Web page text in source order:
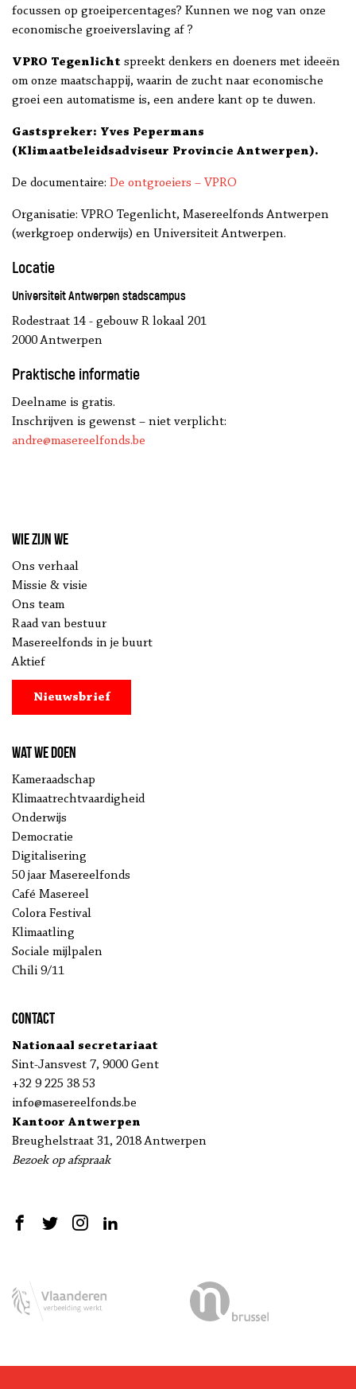
focussen op groeipercentages? Kunnen we nog van onze
economische groeiverslaving af ?
VPRO Tegenlicht spreekt denkers en doeners met ideeën
om onze maatschappij, waarin de zucht naar economische
groei een automatisme is, een andere kant op te duwen.
Gastspreker: Yves Pepermans
(Klimaatbeleidsadviseur Provincie Antwerpen).
De documentaire: De ontgroeiers – VPRO
Organisatie: VPRO Tegenlicht, Masereelfonds Antwerpen
(werkgroep onderwijs) en Universiteit Antwerpen.
Locatie
Universiteit Antwerpen stadscampus
Rodestraat 14 - gebouw R lokaal 201
2000 Antwerpen
Praktische informatie
Deelname is gratis.
Inschrijven is gewenst – niet verplicht:
andre@masereelfonds.be
Wie zijn we
Ons verhaal
Missie & visie
Ons team
Raad van bestuur
Masereelfonds in je buurt
Aktief
Nieuwsbrief
Wat we doen
Kameraadschap
Klimaatrechtvaardigheid
Onderwijs
Democratie
Digitalisering
50 jaar Masereelfonds
Café Masereel
Colora Festival
Klimaatling
Sociale mijlpalen
Chili 9/11
Contact
Nationaal secretariaat
Sint-Jansvest 7, 9000 Gent
+32 9 225 38 53
info@masereelfonds.be
Kantoor Antwerpen
Breughelstraat 31, 2018 Antwerpen
Bezoek op afspraak